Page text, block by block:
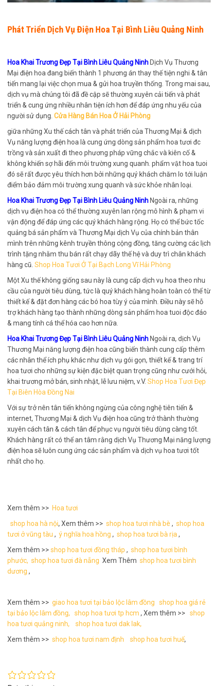
Phát Triển Dịch Vụ Điện Hoa Tại Bình Liêu Quảng Ninh
Hoa Khai Trương Đẹp Tại Bình Liêu Quảng Ninh Dịch Vụ Thương
Mại điện hoa đang biến thành 1 phương án thay thế tiện nghi & tân
tiến mang lại việc chọn mua & gửi hoa truyền thống. Trong mai sau,
dịch vụ mà chúng tôi đã đề cập sẽ thường xuyên cải tiến và phát
triển & cung ứng nhiều nhân tiện ích hơn để đáp ứng nhu yếu của
người sử dụng. Cửa Hàng Bán Hoa Ở Hải Phòng
giữa những Xu thế cách tân và phát triển của Thương Mại & dịch
Vụ năng lượng điện hoa là cung ứng dòng sản phẩm hoa tươi đc
trồng và sản xuất đi theo phương pháp vững chắc và kiên cố &
không khiến sợ hãi đến môi trường xung quanh. phẩm vật hoa tuoi
đó sẽ rất được yêu thích hơn bởi những quý khách chăm lo tới luận
điểm bảo đảm môi trường xung quanh và sức khỏe nhân loại.
Hoa Khai Trương Đẹp Tại Bình Liêu Quảng Ninh Ngoài ra, những
dịch vụ điện hoa có thể thường xuyên lan rộng mô hình & phạm vi
vận động để đáp ứng các quý khách hàng rộng. Họ có thể bức tốc
quảng bá sản phẩm và Thương Mại dịch Vụ của chính bản thân
mình trên những kênh truyền thông cộng đồng, tăng cường các lịch
trình tặng nhằm thu bán rất chạy dãy thế hệ và duy trì chân khách
hàng cũ. Shop Hoa Tươi Ở Tại Bạch Long Vĩ Hải Phòng
Một Xu thế không giống sau này là cung cấp dịch vụ hoa theo nhu
cầu của người tiêu dùng, tức là quý khách hàng hoàn toàn có thể từ
thiết kế & đặt đơn hàng các bó hoa tùy ý của mình. Điều này sẽ hỗ
trợ khách hàng tạo thành những dòng sản phẩm hoa tuoi độc đáo
& mang tính cá thể hóa cao hơn nữa.
Hoa Khai Trương Đẹp Tại Bình Liêu Quảng Ninh Ngoài ra, dịch Vụ
Thương Mại năng lượng điện hoa cũng biến thành cung cấp thêm
các nhân thể ích phụ khác như dịch vụ gói gọn, thiết kế & trang trí
hoa tươi cho những sự kiện đặc biệt quan trọng cũng như cưới hỏi,
khai trương mở bán, sinh nhật, lễ lưu niệm, v.V. Shop Hoa Tươi Đẹp
Tại Biên Hòa Đồng Nai
Với sự trở nên tân tiến không ngừng của công nghệ tiên tiến &
internet, Thương Mại & dịch Vụ điện hoa cũng trở thành thường
xuyên cách tân & cách tân để phục vụ người tiêu dùng càng tốt.
Khách hàng rất có thể an tâm rằng dịch Vụ Thương Mại năng lượng
điện hoa sẽ luôn cung ứng các sản phẩm và dịch vụ hoa tươi tốt
nhất cho họ.
Xem thêm >> Hoa tươi
shop hoa hà nội, Xem thêm >> shop hoa tươi nhà bè , shop hoa
tươi ở vũng tàu , ý nghĩa hoa hồng , shop hoa tươi bà rịa ,
Xem thêm >> shop hoa tươi đồng tháp , shop hoa tươi bình
phước, shop hoa tươi đà nẵng Xem Thêm shop hoa tươi bình
dương ,
Xem thêm >> giao hoa tươi tại bảo lộc lâm đồng
shop hoa giá rẻ
tại bảo lộc lâm đồng,
shop hoa tươi tp hcm , Xem thêm >> shop
hoa tươi quảng ninh,
shop hoa tươi dak lak,
Xem thêm >> shop hoa tươi nam định shop hoa tươi huế,